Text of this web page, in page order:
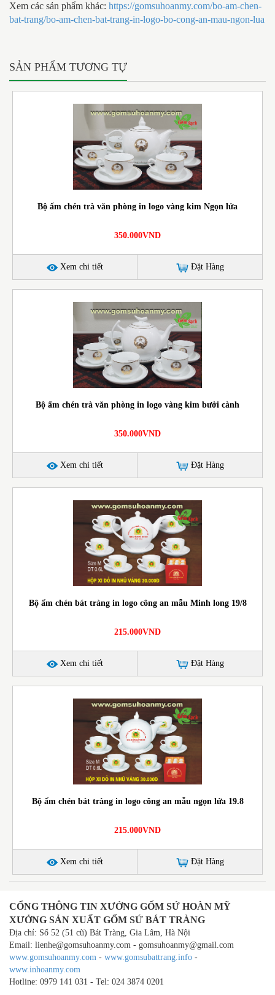
Xem các sản phẩm khác: https://gomsuhoanmy.com/bo-am-chen-
bat-trang/bo-am-chen-bat-trang-in-logo-bo-cong-an-mau-ngon-lua
SẢN PHẨM TƯƠNG TỰ
Bộ ấm chén trà văn phòng in logo vàng kim Ngọn lửa
350.000VND
Xem chi tiết Đặt Hàng
Bộ ấm chén trà văn phòng in logo vàng kim bưởi cành
350.000VND
Xem chi tiết Đặt Hàng
Bộ ấm chén bát tràng in logo công an mẫu Minh long 19/8
215.000VND
Xem chi tiết Đặt Hàng
Bộ ấm chén bát tràng in logo công an mẫu ngọn lửa 19.8
215.000VND
Xem chi tiết Đặt Hàng
CỔNG THÔNG TIN XƯỞNG GỐM SỨ HOÀN MỸ
XƯỞNG SẢN XUẤT GỐM SỨ BÁT TRÀNG
Địa chỉ: Số 52 (51 cũ) Bát Tràng, Gia Lâm, Hà Nội
Email: lienhe@gomsuhoanmy.com - gomsuhoanmy@gmail.com
www.gomsuhoanmy.com - www.gomsubattrang.info -
www.inhoanmy.com
Hotline: 0979 141 031 - Tel: 024 3874 0201